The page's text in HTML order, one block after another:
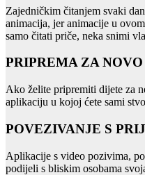
Zajedničkim čitanjem svaki
animacija, jer animacije u
samo čitati priče, neka snimi
PRIPREMA ZA
Ako želite pripremiti dijete za
aplikaciju u kojoj ćete sami
POVEZIVANJE S
Aplikacije s video pozivima,
podijeli s bliskim osobama